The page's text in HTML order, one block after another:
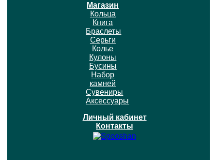
Магазин
Кольца
Книга
Браслеты
Серьги
Колье
Кулоны
Бусины
Набор
камней
Сувениры
Аксессуары
Личный кабинет
Контакты